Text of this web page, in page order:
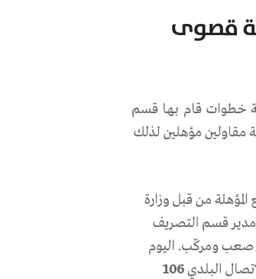
قصوى
خطوات قام بها قسم
مقاولين مؤهلين لذلك
المؤهلة من قبل وزارة
مدير قسم التصريف
صعب ومركّب. اليوم
البلدي